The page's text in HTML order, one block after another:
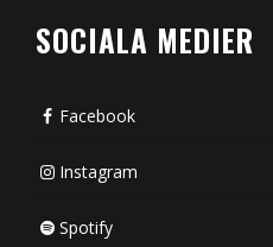
SOCIALA MEDIER
Facebook
Instagram
Spotify